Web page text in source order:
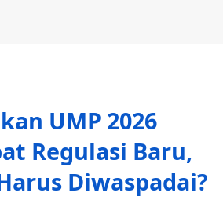
UMP 2026
Regulasi Baru,
Diwaspadai?